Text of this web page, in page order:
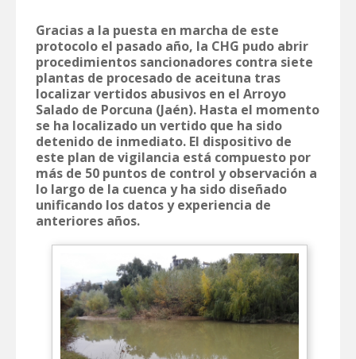
Gracias a la puesta en marcha de este
protocolo el pasado año, la CHG pudo abrir
procedimientos sancionadores contra siete
plantas de procesado de aceituna tras
localizar vertidos abusivos en el Arroyo
Salado de Porcuna (Jaén). Hasta el momento
se ha localizado un vertido que ha sido
detenido de inmediato. El dispositivo de
este plan de vigilancia está compuesto por
más de 50 puntos de control y observación a
lo largo de la cuenca y ha sido diseñado
unificando los datos y experiencia de
anteriores años.